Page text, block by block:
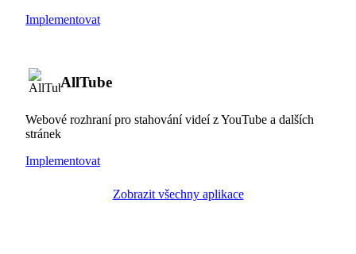
Implementovat
AllTube
Webové rozhraní pro stahování videí z YouTube a dalších
stránek
Implementovat
Zobrazit všechny aplikace